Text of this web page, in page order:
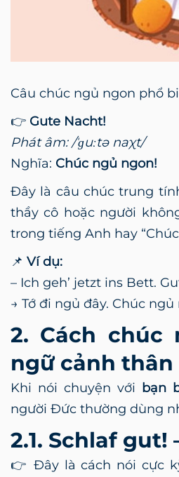
Câu chúc ngủ ngon phổ
👉 Gute Nacht!
Phát âm: /ˈɡuːtə naχt/
Nghĩa: Chúc ngủ ngon!
Đây là câu chúc trung
thầy cô hoặc người
trong tiếng Anh hay
📌Ví dụ:
– Ich geh’ jetzt ins Bett.
→ Tớ đi ngủ đây. Chúc
2. Cách
ngữ cảnh
Khi nói chuyện với bạn
người Đức thường dùng
2.1. Schlaf gut!
👉 Đây là cách nói cực